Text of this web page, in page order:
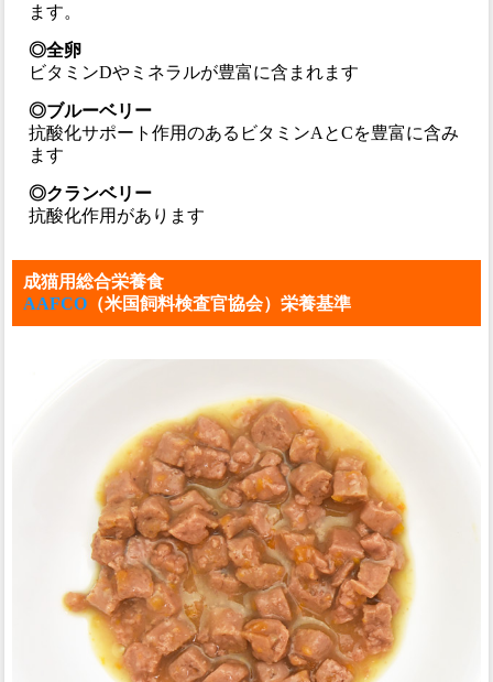
ます。
◎全卵
ビタミンDやミネラルが豊富に含まれます
◎ブルーベリー
抗酸化サポート作用のあるビタミンAとCを豊富に含み
ます
◎クランベリー
抗酸化作用があります
成猫用総合栄養食
AAFCO （米国飼料検査官協会）栄養基準